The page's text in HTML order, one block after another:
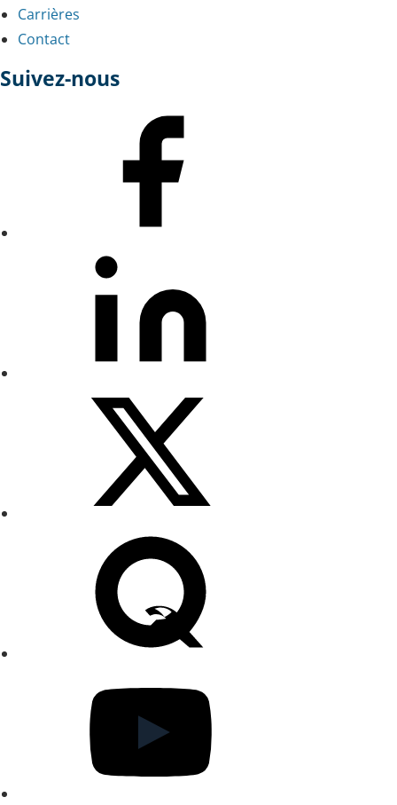
Carrières
Contact
Suivez-nous